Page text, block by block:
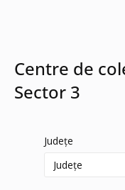
Centre de
Sector 3
Județe